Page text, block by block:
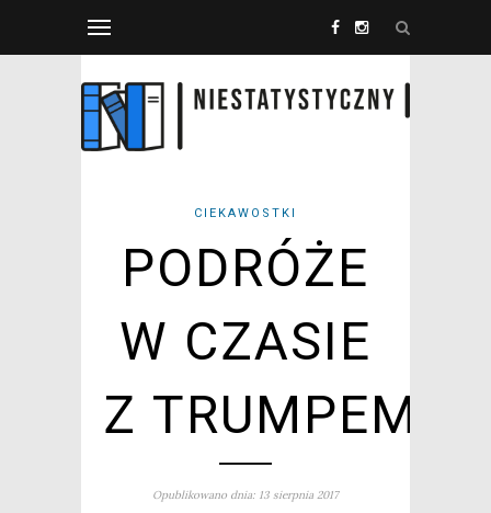
CIEKAWOSTKI
PODRÓŻE
W CZASIE
Z TRUMPEM?
Opublikowano dnia: 13 sierpnia 2017